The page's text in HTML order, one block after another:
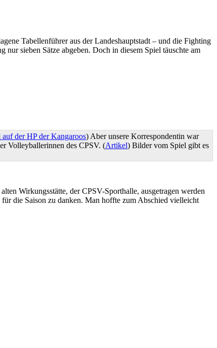
Tabellenführer aus der Landeshauptstadt – und die Fighting
nur sieben Sätze abgeben. Doch in diesem Spiel täuschte am
der HP der Kangaroos) Aber unsere Korrespondentin war
Volleyballerinnen des CPSV. (Artikel) Bilder vom Spiel gibt es
Wirkungsstätte, der CPSV-Sporthalle, ausgetragen werden
die Saison zu danken. Man hoffte zum Abschied vielleicht